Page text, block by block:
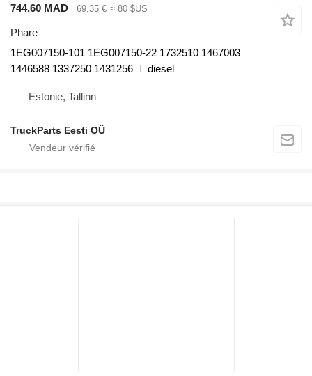
744,60 MAD 69,35 € ≈ 80 $US
Phare
1EG007150-101 1EG007150-22 1732510 1467003
1446588 1337250 1431256
diesel
Estonie, Tallinn
TruckParts Eesti OÜ